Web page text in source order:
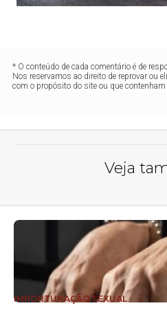
* O conteúdo de cada comentário é de
Nos reservamos ao direito de reprovar ou
com o propósito do site ou que
Veja
IMPORTUNAÇÃO SEXUAL